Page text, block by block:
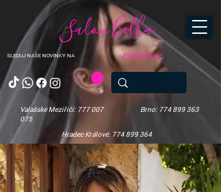
SLEDUJ NAŠE NOVINKY NA
Salon Bella
Valašské Meziříčí: 777 007
075
Brno: 774 899 363
Hradec Králové: 774 899 364
Přihlásit se